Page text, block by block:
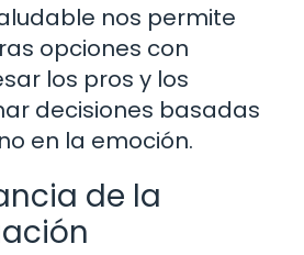
nos permite
opciones con
los pros y los
decisiones basadas
en la emoción.
de la